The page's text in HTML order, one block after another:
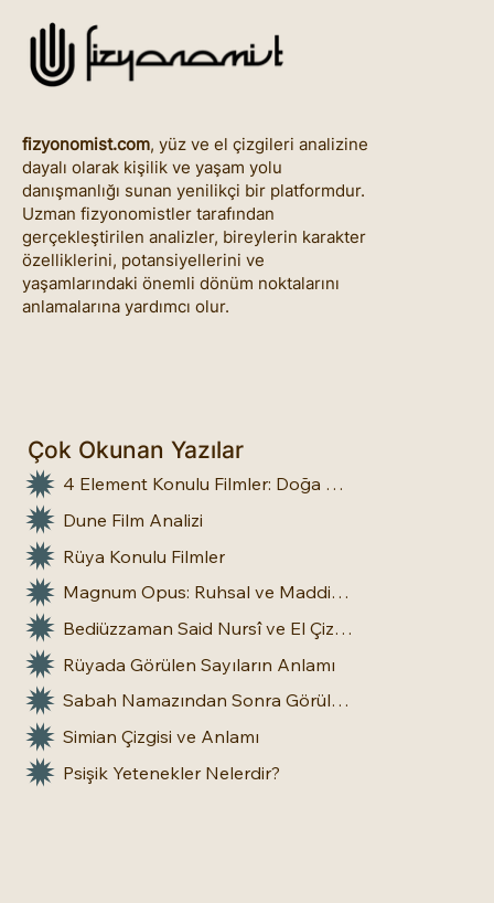
fizyonomist.com, yüz ve el çizgileri analizine
dayalı olarak kişilik ve yaşam yolu
danışmanlığı sunan yenilikçi bir platformdur.
Uzman fizyonomistler tarafından
gerçekleştirilen analizler, bireylerin karakter
özelliklerini, potansiyellerini ve
yaşamlarındaki önemli dönüm noktalarını
anlamalarına yardımcı olur.
Çok Okunan Yazılar
4 Element Konulu Filmler: Doğa Üstü Güçler
Dune Film Analizi
Rüya Konulu Filmler
Magnum Opus: Ruhsal ve Maddi Dönüşümün Büyük Eseri
Bediüzzaman Said Nursî ve El Çizgileri: İnsan Doğasına Dair Bir Bakış
Rüyada Görülen Sayıların Anlamı
Sabah Namazından Sonra Görülen Rüya Gerçek Olur mu?
Simian Çizgisi ve Anlamı
Psişik Yetenekler Nelerdir?